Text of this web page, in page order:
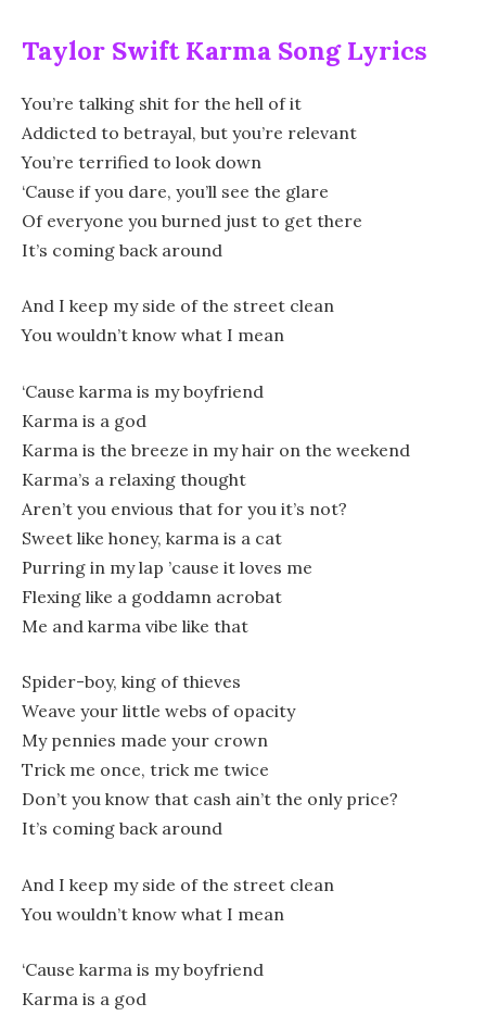
Taylor Swift Karma Song Lyrics
You’re talking shit for the hell of it
Addicted to betrayal, but you’re relevant
You’re terrified to look down
‘Cause if you dare, you’ll see the glare
Of everyone you burned just to get there
It’s coming back around
And I keep my side of the street clean
You wouldn’t know what I mean
‘Cause karma is my boyfriend
Karma is a god
Karma is the breeze in my hair on the weekend
Karma’s a relaxing thought
Aren’t you envious that for you it’s not?
Sweet like honey, karma is a cat
Purring in my lap ’cause it loves me
Flexing like a goddamn acrobat
Me and karma vibe like that
Spider-boy, king of thieves
Weave your little webs of opacity
My pennies made your crown
Trick me once, trick me twice
Don’t you know that cash ain’t the only price?
It’s coming back around
And I keep my side of the street clean
You wouldn’t know what I mean
‘Cause karma is my boyfriend
Karma is a god